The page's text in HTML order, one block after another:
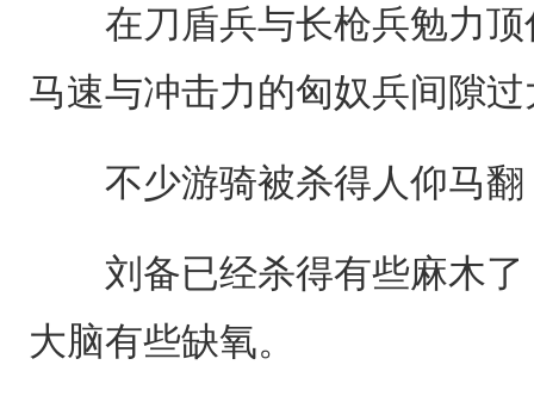
在刀盾兵与长枪兵勉力顶
马速与冲击力的匈奴兵间隙
不少游骑被杀得人仰马翻
刘备已经杀得有些麻木了
大脑有些缺氧。